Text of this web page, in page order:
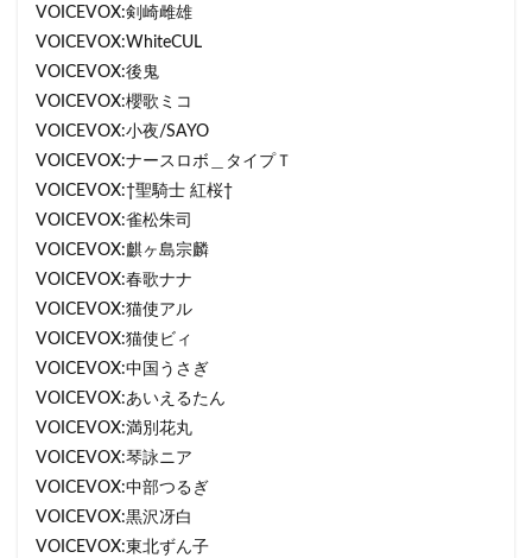
VOICEVOX:剣崎雌雄
VOICEVOX:WhiteCUL
VOICEVOX:後鬼
VOICEVOX:櫻歌ミコ
VOICEVOX:小夜/SAYO
VOICEVOX:ナースロボ＿タイプＴ
VOICEVOX:†聖騎士 紅桜†
VOICEVOX:雀松朱司
VOICEVOX:麒ヶ島宗麟
VOICEVOX:春歌ナナ
VOICEVOX:猫使アル
VOICEVOX:猫使ビィ
VOICEVOX:中国うさぎ
VOICEVOX:あいえるたん
VOICEVOX:満別花丸
VOICEVOX:琴詠ニア
VOICEVOX:中部つるぎ
VOICEVOX:黒沢冴白
VOICEVOX:東北ずん子